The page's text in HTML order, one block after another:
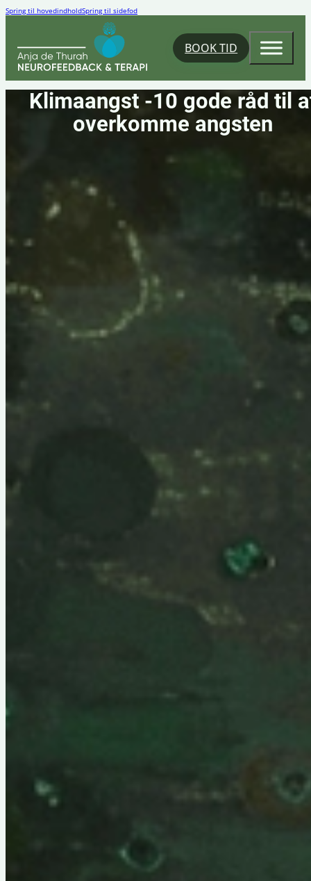
Spring til hovedindholdSpring til sidefod
BOOK TID
Klimaangst -10 gode råd til
overkomme angsten